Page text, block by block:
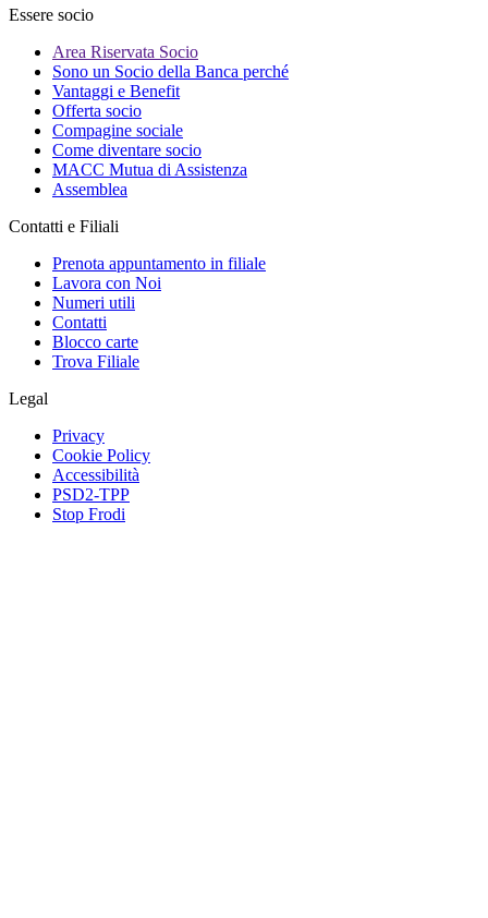
Essere socio
Area Riservata Socio
Sono un Socio della Banca perché
Vantaggi e Benefit
Offerta socio
Compagine sociale
Come diventare socio
MACC Mutua di Assistenza
Assemblea
Contatti e Filiali
Prenota appuntamento in filiale
Lavora con Noi
Numeri utili
Contatti
Blocco carte
Trova Filiale
Legal
Privacy
Cookie Policy
Accessibilità
PSD2-TPP
Stop Frodi